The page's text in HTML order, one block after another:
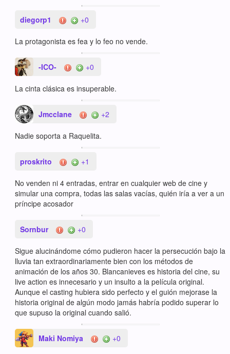
diegorp1 +0
La protagonista es fea y lo feo no vende.
-ICO- +0
La cinta clásica es insuperable.
Jmcclane +2
Nadie soporta a Raquelita.
proskrito +1
No venden ni 4 entradas, entrar en cualquier web de cine y
simular una compra, todas las salas vacías, quién iría a ver a un
príncipe acosador
Sornbur +0
Sigue alucinándome cómo pudieron hacer la persecución bajo la
lluvia tan extraordinariamente bien con los métodos de
animación de los años 30. Blancanieves es historia del cine, su
live action es innecesario y un insulto a la película original.
Aunque el casting hubiera sido perfecto y el guión mejorase la
historia original de algún modo jamás habría podido superar lo
que supuso la original cuando salió.
Maki Nomiya +0